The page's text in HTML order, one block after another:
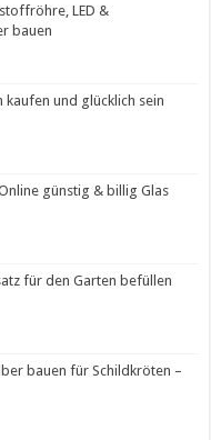
LED &
bauen
kaufen und glücklich sein
günstig & billig Glas
für den Garten befüllen
bauen für Schildkröten –